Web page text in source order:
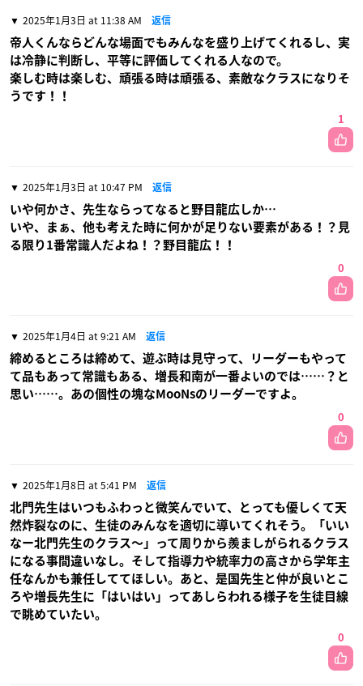
2025年1月3日 at 11:38 AM 返信
帝人くんならどんな場面でもみんなを盛り上げてくれるし、実
は冷静に判断し、平等に評価してくれる人なので。
楽しむ時は楽しむ、頑張る時は頑張る、素敵なクラスになりそ
うです！！
1
2025年1月3日 at 10:47 PM 返信
いや何かさ、先生ならってなると野目龍広しか…
いや、まぁ、他も考えた時に何かが足りない要素がある！？見
る限り1番常識人だよね！？野目龍広！！
0
2025年1月4日 at 9:21 AM 返信
締めるところは締めて、遊ぶ時は見守って、リーダーもやって
て品もあって常識もある、増長和南が一番よいのでは……？と
思い……。あの個性の塊なMooNsのリーダーですよ。
0
2025年1月8日 at 5:41 PM 返信
北門先生はいつもふわっと微笑んでいて、とっても優しくて天
然炸裂なのに、生徒のみんなを適切に導いてくれそう。「いい
なー北門先生のクラス〜」って周りから羨ましがられるクラス
になる事間違いなし。そして指導力や統率力の高さから学年主
任なんかも兼任しててほしい。あと、是国先生と仲が良いとこ
ろや増長先生に「はいはい」ってあしらわれる様子を生徒目線
で眺めていたい。
0